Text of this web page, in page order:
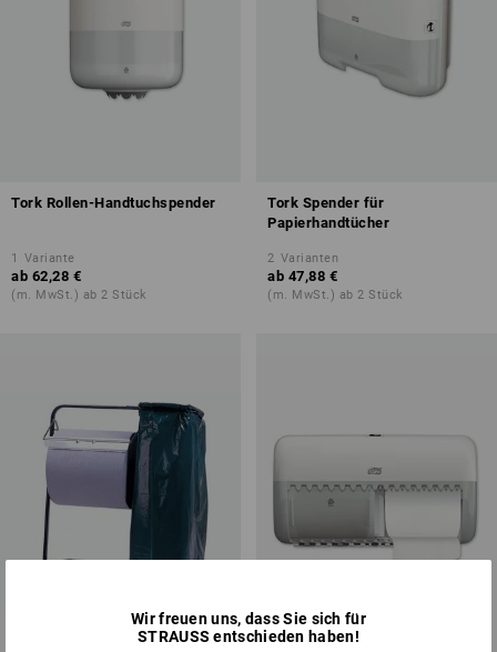
Tork Rollen-Handtuchspender
1 Variante
ab 62,28 €
(m. MwSt.) ab 2 Stück
Tork Spender für
Papierhandtücher
2 Varianten
ab 47,88 €
(m. MwSt.) ab 2 Stück
Wir freuen uns, dass Sie sich für
STRAUSS entschieden haben!